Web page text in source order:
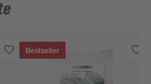
Bestseller